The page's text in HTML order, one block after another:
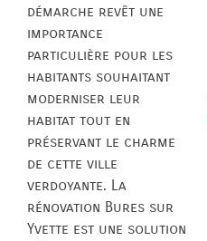
démarche revêt une
importance
particulière pour les
habitants souhaitant
moderniser leur
habitat tout en
préservant le charme
de cette ville
verdoyante. La
rénovation Bures sur
Yvette est une solution